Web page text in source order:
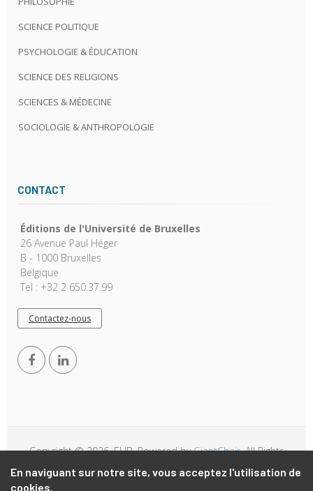
En naviguant sur notre site, vous acceptez l'utilisation de
cookies.
SCIENCE POLITIQUE
PSYCHOLOGIE & ÉDUCATION
SCIENCE DES RELIGIONS
SCIENCES & MÉDECINE
SOCIOLOGIE & ANTHROPOLOGIE
CONTACT
Éditions de l'Université de Bruxelles
26 Avenue Paul Héger
B - 1000 Bruxelles
Belgique
Tel : +32 2 650.37.99
Contactez-nous
Copyright © 2026, EUB. Powered byGiantChair. All Rights